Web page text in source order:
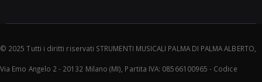
© 2025 Tutti i diritti riservati STRUMENTI MUSICALI PALMA DI PALMA ALBERTO,
Via Emo Angelo 2 - 20132 Milano (MI), Partita IVA: 08566100965 - Codice